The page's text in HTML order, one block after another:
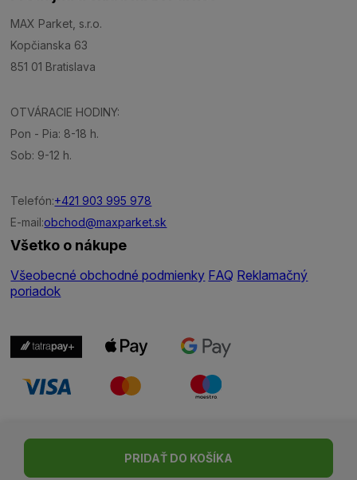
PRIDAŤ DO KOŠÍKA
MAX Parket, s.r.o.
Kopčianska 63
851 01 Bratislava
OTVÁRACIE HODINY:
Pon - Pia: 8-18 h.
Sob: 9-12 h.
Telefón:+421 903 995 978
E-mail:obchod@maxparket.sk
Všetko o nákupe
Všeobecné obchodné podmienky FAQ Reklamačný
poriadok
| © Všetky práva vyhradené | Made with ♥
byMadviso